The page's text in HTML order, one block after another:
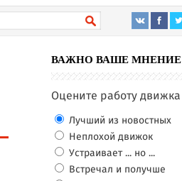
ВАЖНО ВАШЕ МНЕНИЕ
Оцените работу движка
Лучший из новостных
Неплохой движок
Устраивает ... но ...
Встречал и получше